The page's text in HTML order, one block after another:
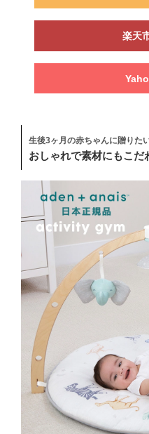
楽天
生後3ヶ月の赤ちゃんに贈りた
おしゃれで素材にもこだ